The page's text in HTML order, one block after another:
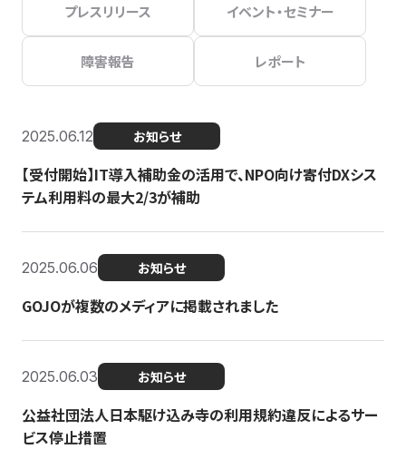
プレスリリース イベント・セミナー
障害報告 レポート
2025.06.12 お知らせ
【受付開始】IT導入補助金の活用で、NPO向け寄付DXシス
テム利用料の最大2/3が補助
2025.06.06 お知らせ
GOJOが複数のメディアに掲載されました
2025.06.03 お知らせ
公益社団法人日本駆け込み寺の利用規約違反によるサー
ビス停止措置